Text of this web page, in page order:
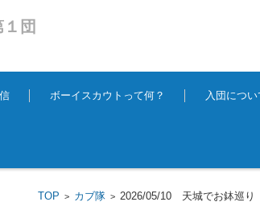
団
ボーイスカウトって何？ 入団につい
TOP > カブ隊 > 2026/05/10 天城でお鉢巡り